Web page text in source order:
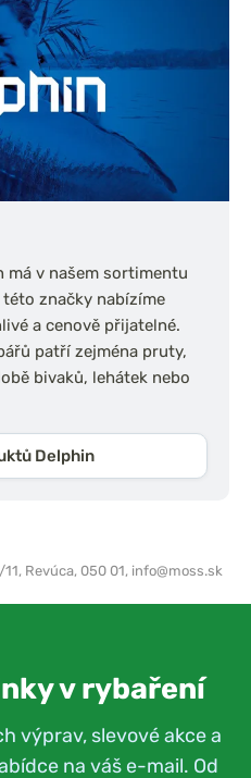
má v našem sortimentu
značky nabízíme
a cenově přijatelné.
patří zejména pruty,
bivaků, lehátek nebo
Delphin
Revúca, 050 01, info@moss.sk
v rybaření
výprav, slevové akce a
na váš e-mail. Od